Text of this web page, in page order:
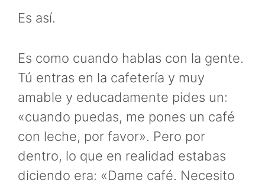
Es así.
Es como cuando hablas con la gente.
Tú entras en la cafetería y muy
amable y educadamente pides un:
«cuando puedas, me pones un café
con leche, por favor». Pero por
dentro, lo que en realidad estabas
diciendo era: «Dame café. Necesito